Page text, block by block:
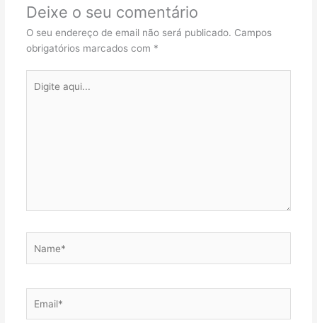
Deixe o seu comentário
O seu endereço de email não será publicado. Campos
obrigatórios marcados com *
aqui...